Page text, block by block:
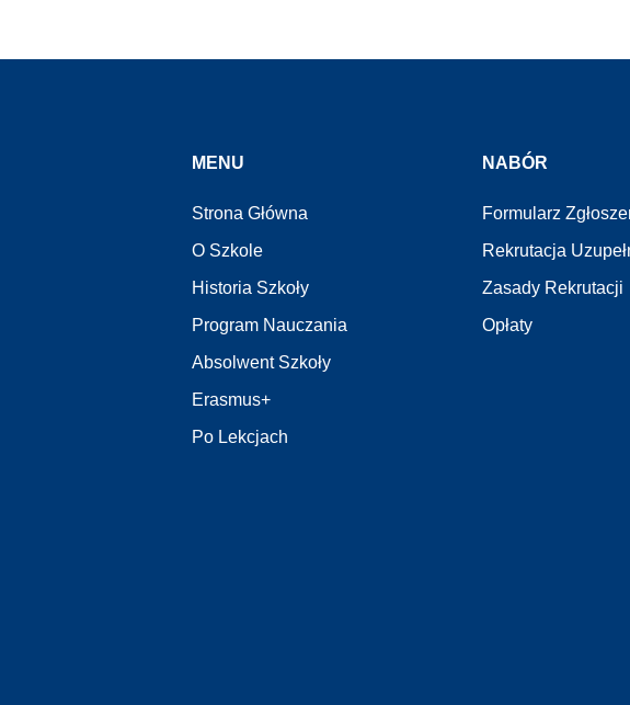
MENU
Strona Główna
O Szkole
Historia Szkoły
Program Nauczania
Absolwent Szkoły
Erasmus+
Po Lekcjach
NABÓR
Formularz
Rekrutacja
Zasady Rekrutacji
Opłaty